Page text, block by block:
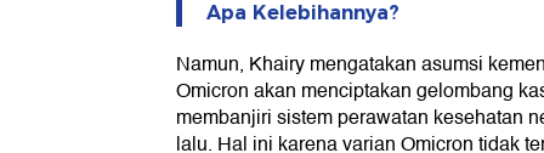
Apa Kelebihannya?
Namun, Khairy mengatakan asumsi
Omicron akan menciptakan gelombang
membanjiri sistem perawatan kesehatan
lalu. Hal ini karena varian Omicron tidak